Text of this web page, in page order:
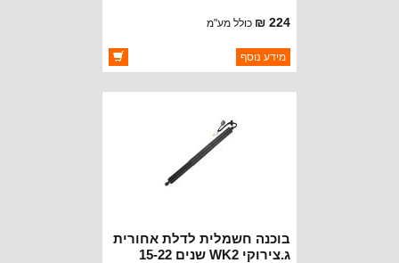
224 ₪ כולל מע"מ
ברקוד: 68103066AB
יצרן:OAKMAN OFFROAD
מידע נוסף
בוכנה חשמלית לדלת אחורית
ג.צירוקי WK2 שנים 15-22